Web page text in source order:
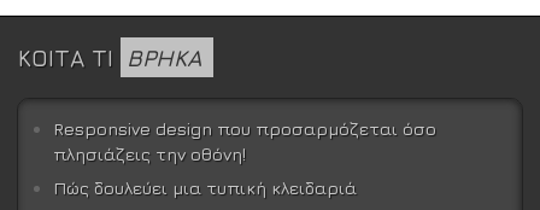
ΚΟΙΤΑ ΤΙ ΒΡΗΚΑ
Responsive design που προσαρμόζεται όσο
πλησιάζεις την οθόνη!
Πώς δουλεύει μια τυπική κλειδαριά